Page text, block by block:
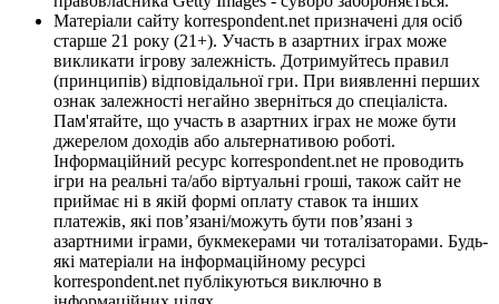
Матеріали сайту korrespondent.net призначені для осіб
старше 21 року (21+). Участь в азартних іграх може
викликати ігрову залежність. Дотримуйтесь правил
(принципів) відповідальної гри. При виявленні перших
ознак залежності негайно зверніться до спеціаліста.
Пам'ятайте, що участь в азартних іграх не може бути
джерелом доходів або альтернативою роботі.
Інформаційний ресурс korrespondent.net не проводить
ігри на реальні та/або віртуальні гроші, також сайт не
приймає ні в якій формі оплату ставок та інших
платежів, які пов’язані/можуть бути пов’язані з
азартними іграми, букмекерами чи тоталізаторами. Будь-
які матеріали на інформаційному ресурсі
korrespondent.net публікуються виключно в